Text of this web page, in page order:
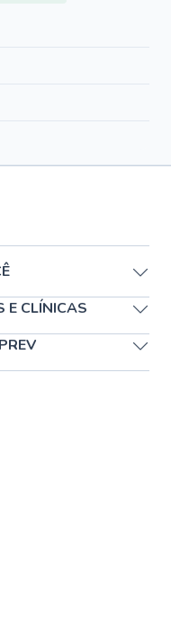
E CLÍNICAS